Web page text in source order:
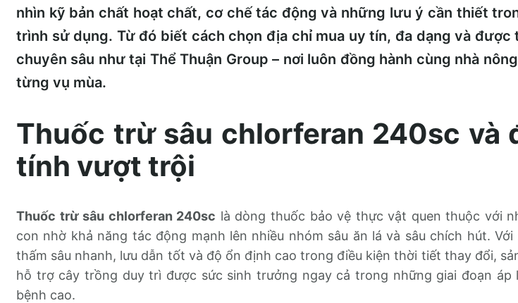
nhìn kỹ bản chất hoạt chất, cơ chế tác động và những lưu ý cần thiết
trình sử dụng. Từ đó biết cách chọn địa chỉ mua uy tín, đa dạng và được
chuyên sâu như tại Thể Thuận Group – nơi luôn đồng hành cùng nhà
từng vụ mùa.
Thuốc trừ sâu chlorferan 240sc và
tính vượt trội
Thuốc trừ sâu chlorferan 240sc là dòng thuốc bảo vệ thực vật quen thuộc với
con nhờ khả năng tác động mạnh lên nhiều nhóm sâu ăn lá và sâu chích hút. Với
thấm sâu nhanh, lưu dẫn tốt và độ ổn định cao trong điều kiện thời tiết thay đổi,
hỗ trợ cây trồng duy trì được sức sinh trưởng ngay cả trong những giai đoạn áp
bệnh cao.